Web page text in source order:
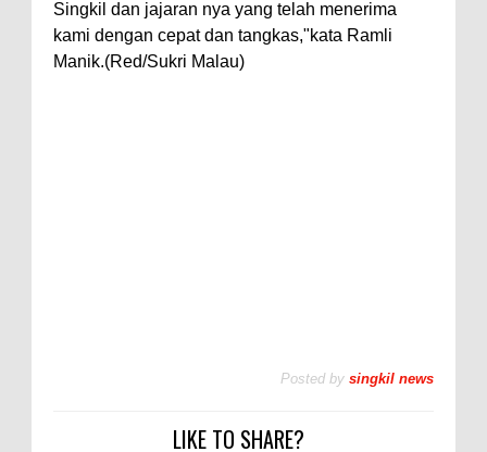
Singkil dan jajaran nya yang telah menerima
kami dengan cepat dan tangkas,"kata Ramli
Manik.(Red/Sukri Malau)
Posted by singkil news
LIKE TO SHARE?